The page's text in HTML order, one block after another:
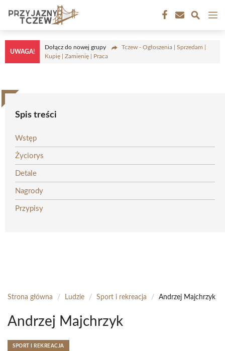
treści
UWAGA!
Dołącz do nowej grupy
Tczew - Ogłoszenia | Sprzedam |
Kupię | Zamienię | Praca
Spis treści
Wstęp
Życiorys
Detale
Nagrody
Przypisy
Strona główna / Ludzie / Sport i rekreacja / Andrzej Majchrzyk
Andrzej Majchrzyk
SPORT I REKREACJA